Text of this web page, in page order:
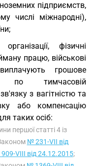
підприємств,
числі міжнародні),
фізичні
працю, військові
грошове
по тимчасовій
з вагітністю та
або компенсацію
таких осіб:
першої статті 4 із
№ 231-VII від
VIII від 24.12.2015;